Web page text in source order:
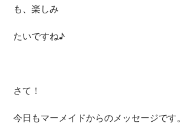
も、楽しみ
たいですね♪
さて！
今日もマーメイドからのメッセージです。